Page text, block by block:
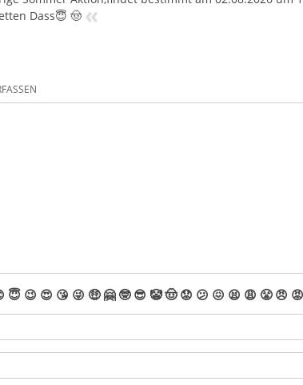
Dass😇 🤠 «
😇 😉 😍 😘 😜 🤑 🤗 🤓 😎 🤡🤠 😟 😕 😖 😫 😩 😤 😠 😡